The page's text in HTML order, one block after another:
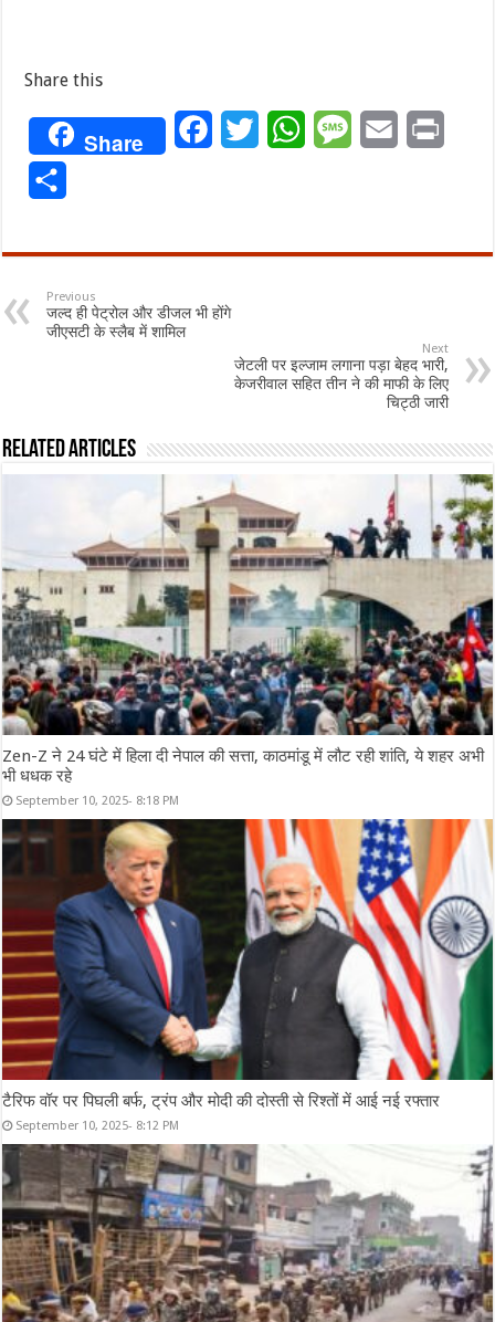
Share this
Share FacebookTwitterWhatsAppMessageEmail
Previous
जल्द ही पेट्रोल और डीजल भी होंगे
जीएसटी के स्लैब में शामिल
Next
जेटली पर इल्जाम लगाना पड़ा बेहद भारी,
केजरीवाल सहित तीन ने की माफी के लिए
चिट्ठी जारी
Related Articles
Zen-Z ने 24 घंटे में हिला दी नेपाल की सत्ता, काठमांडू में लौट रही शांति, ये शहर अभी
भी धधक रहे
September 10, 2025- 8:18 PM
टैरिफ वॉर पर पिघली बर्फ, ट्रंप और मोदी की दोस्ती से रिश्तों में आई नई रफ्तार
September 10, 2025- 8:12 PM